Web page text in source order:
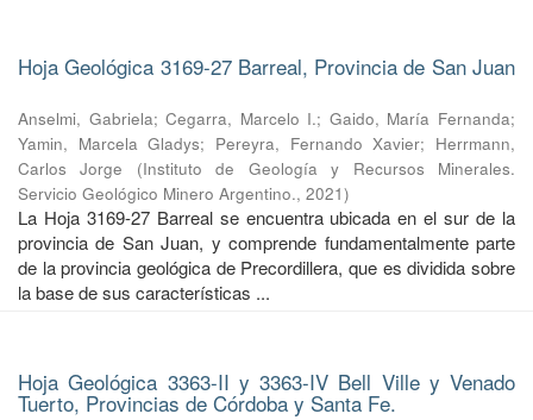
Hoja Geológica 3169-27 Barreal, Provincia de San Juan
Anselmi, Gabriela;Cegarra, Marcelo I.; Gaido, María Fernanda;
Yamin, Marcela Gladys; Pereyra, Fernando Xavier; Herrmann,
Carlos Jorge
(Instituto de Geología y Recursos Minerales.
Servicio Geológico Minero Argentino., 2021)
La Hoja 3169-27 Barreal se encuentra ubicada en el sur de la
provincia de San Juan, y comprende fundamentalmente parte
de la provincia geológica de Precordillera, que es dividida sobre
la base de sus características ...
Hoja Geológica 3363-II y 3363-IV Bell Ville y Venado
Tuerto, Provincias de Córdoba y Santa Fe.